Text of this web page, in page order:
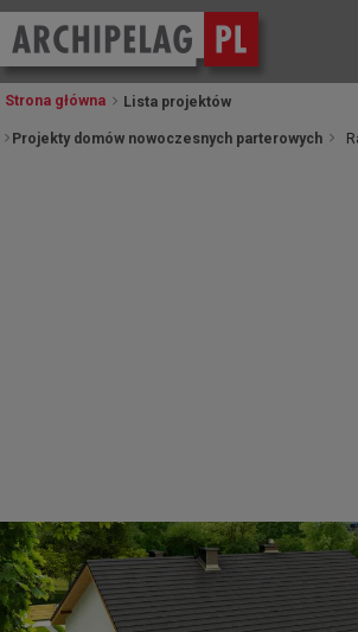
Strona główna Lista projektów
Projekty domów nowoczesnych parterowych